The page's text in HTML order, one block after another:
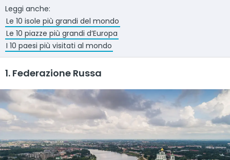
Leggi anche:
Le 10 isole più grandi del mondo
Le 10 piazze più grandi d’Europa
I 10 paesi più visitati al mondo
1. Federazione Russa